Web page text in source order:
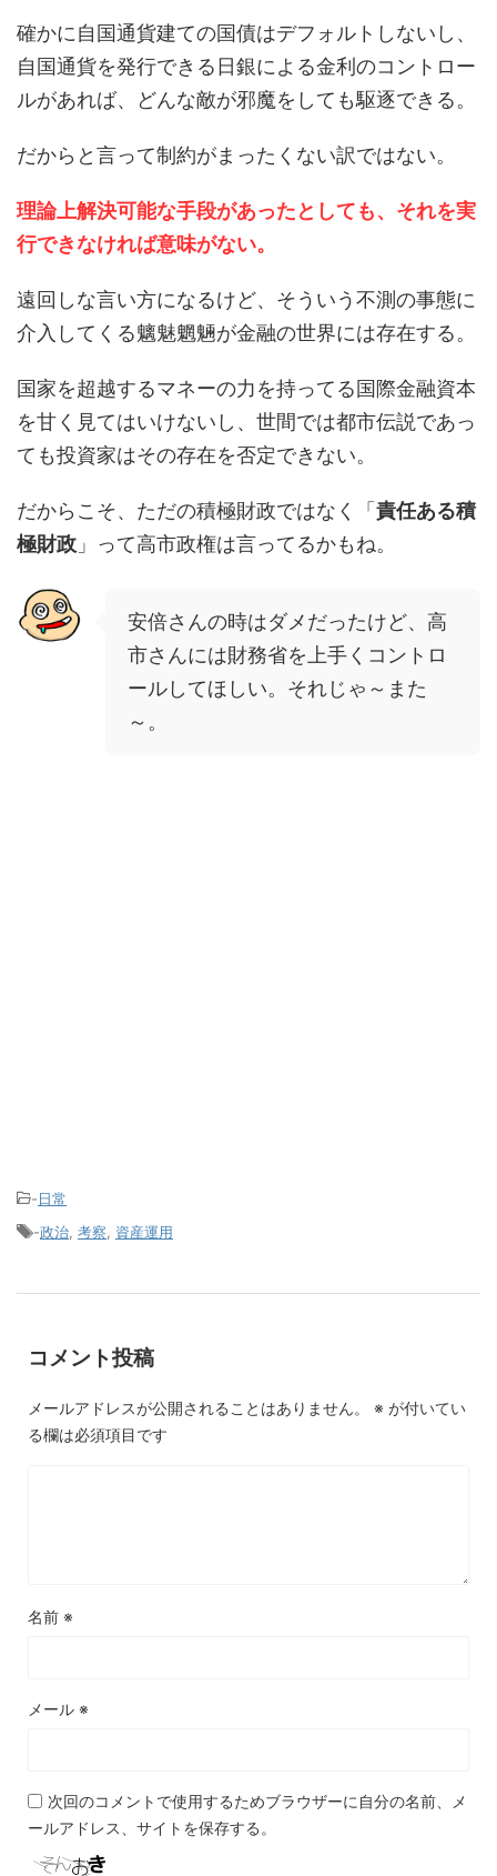
確かに自国通貨建ての国債はデフォルトしないし、
自国通貨を発行できる日銀による金利のコントロー
ルがあれば、どんな敵が邪魔をしても駆逐できる。
だからと言って制約がまったくない訳ではない。
理論上解決可能な手段があったとしても、それを実
行できなければ意味がない。
遠回しな言い方になるけど、そういう不測の事態に
介入してくる魑魅魍魎が金融の世界には存在する。
国家を超越するマネーの力を持ってる国際金融資本
を甘く見てはいけないし、世間では都市伝説であっ
ても投資家はその存在を否定できない。
だからこそ、ただの積極財政ではなく「 責任ある積
極財政 」って高市政権は言ってるかもね。
安倍さんの時はダメだったけど、高
市さんには財務省を上手くコントロ
ールしてほしい。それじゃ～また
～。
-日常
-政治, 考察, 資産運用
コメント投稿
メールアドレスが公開されることはありません。 ※ が付いてい
る欄は必須項目です
名前 ※
メール ※
次回のコメントで使用するためブラウザーに自分の名前、メ
ールアドレス、サイトを保存する。